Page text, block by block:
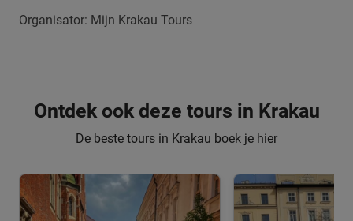
Organisator: Mijn Krakau Tours
Ontdek ook deze tours in Krakau
De beste tours in Krakau boek je hier